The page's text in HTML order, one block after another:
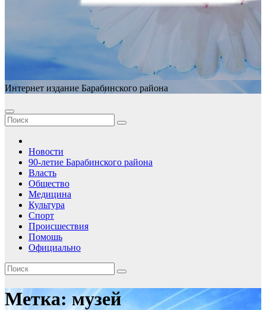
Интернет издание Барабинского района
Новости
90-летие Барабинского района
Власть
Общество
Медицина
Культура
Спорт
Происшествия
Помошь
Официально
Метка:музей